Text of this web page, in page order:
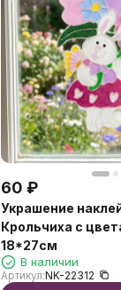
60 ₽
Украшение
Крольчиха с
18*27см
В наличии
Артикул:NK-22312